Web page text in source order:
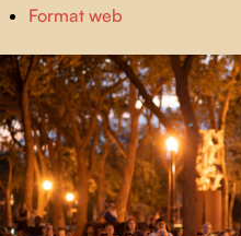
Format web